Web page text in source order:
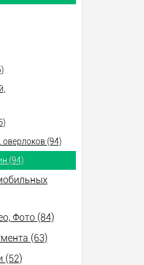
(94)
(94)
Фото (84)
(63)
(52)